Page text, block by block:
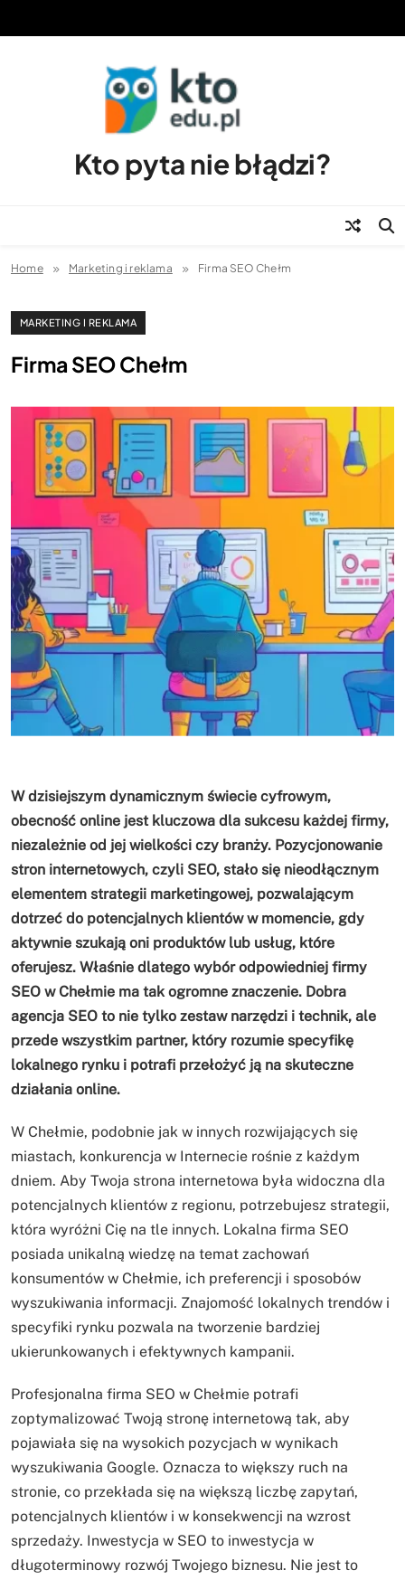
Kto pyta nie błądzi?
Home Marketing i reklama Firma SEO Chełm
MARKETING I REKLAMA
Firma SEO Chełm
W dzisiejszym dynamicznym świecie cyfrowym,
obecność online jest kluczowa dla sukcesu każdej firmy,
niezależnie od jej wielkości czy branży. Pozycjonowanie
stron internetowych, czyli SEO, stało się nieodłącznym
elementem strategii marketingowej, pozwalającym
dotrzeć do potencjalnych klientów w momencie, gdy
aktywnie szukają oni produktów lub usług, które
oferujesz. Właśnie dlatego wybór odpowiedniej firmy
SEO w Chełmie ma tak ogromne znaczenie. Dobra
agencja SEO to nie tylko zestaw narzędzi i technik, ale
przede wszystkim partner, który rozumie specyfikę
lokalnego rynku i potrafi przełożyć ją na skuteczne
działania online.
W Chełmie, podobnie jak w innych rozwijających się
miastach, konkurencja w Internecie rośnie z każdym
dniem. Aby Twoja strona internetowa była widoczna dla
potencjalnych klientów z regionu, potrzebujesz strategii,
która wyróżni Cię na tle innych. Lokalna firma SEO
posiada unikalną wiedzę na temat zachowań
konsumentów w Chełmie, ich preferencji i sposobów
wyszukiwania informacji. Znajomość lokalnych trendów i
specyfiki rynku pozwala na tworzenie bardziej
ukierunkowanych i efektywnych kampanii.
Profesjonalna firma SEO w Chełmie potrafi
zoptymalizować Twoją stronę internetową tak, aby
pojawiała się na wysokich pozycjach w wynikach
wyszukiwania Google. Oznacza to większy ruch na
stronie, co przekłada się na większą liczbę zapytań,
potencjalnych klientów i w konsekwencji na wzrost
sprzedaży. Inwestycja w SEO to inwestycja w
długoterminowy rozwój Twojego biznesu. Nie jest to